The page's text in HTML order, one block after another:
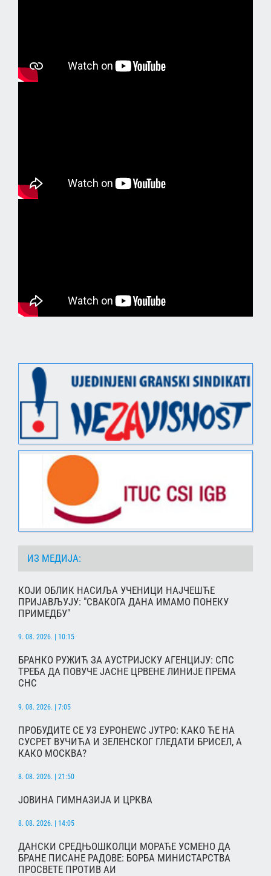
ИЗ МЕДИЈА:
КОЈИ ОБЛИК НАСИЉА УЧЕНИЦИ НАЈЧЕШЋЕ
ПРИЈАВЉУЈУ: "СВАКОГА ДАНА ИМАМО ПОНЕКУ
ПРИМЕДБУ"
9. 08. 2026. | 10:15
БРАНКО РУЖИЋ ЗА АУСТРИЈСКУ АГЕНЦИЈУ: СПС
ТРЕБА ДА ПОВУЧЕ ЈАСНЕ ЦРВЕНЕ ЛИНИЈЕ ПРЕМА
СНС
9. 08. 2026. | 7:05
ПРОБУДИТЕ СЕ УЗ ЕУРОНЕWС ЈУТРО: КАКО ЋЕ НА
СУСРЕТ ВУЧИЋА И ЗЕЛЕНСКОГ ГЛЕДАТИ БРИСЕЛ, А
КАКО МОСКВА?
8. 08. 2026. | 21:50
ЈОВИНА ГИМНАЗИЈА И ЦРКВА
8. 08. 2026. | 14:05
ДАНСКИ СРЕДЊОШКОЛЦИ МОРАЋЕ УСМЕНО ДА
БРАНЕ ПИСАНЕ РАДОВЕ: БОРБА МИНИСТАРСТВА
ПРОСВЕТЕ ПРОТИВ АИ